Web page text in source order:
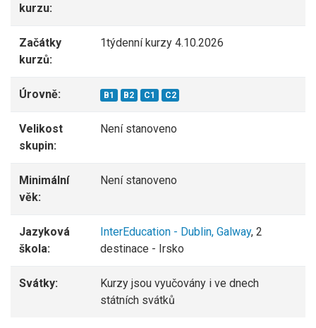
kurzu:
Začátky
kurzů:
1týdenní kurzy 4.10.2026
Úrovně: B1 B2 C1 C2
Velikost
skupin:
Není stanoveno
Minimální
věk:
Není stanoveno
Jazyková
škola:
InterEducation - Dublin, Galway, 2
destinace - Irsko
Svátky:
Kurzy jsou vyučovány i ve dnech
státních svátků